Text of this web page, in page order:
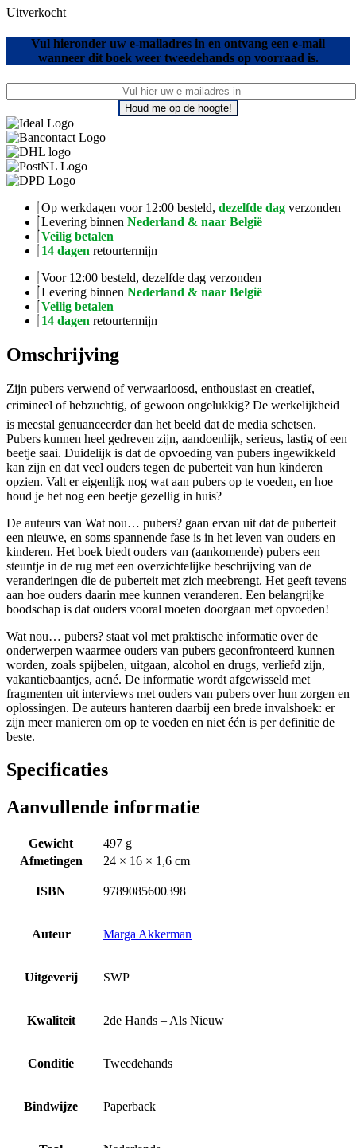
Uitverkocht
Vul hieronder uw e-mailadres in en ontvang een e-mail
wanneer dit boek weer tweedehands op voorraad is.
Houd me op de hoogte!
Op werkdagen voor 12:00 besteld, dezelfde dag verzonden
Levering binnen Nederland & naar België
Veilig betalen
14 dagen retourtermijn
Voor 12:00 besteld, dezelfde dag verzonden
Levering binnen Nederland & naar België
Veilig betalen
14 dagen retourtermijn
Omschrijving
Zijn pubers verwend of verwaarloosd, enthousiast en creatief,
crimineel of hebzuchtig, of gewoon ongelukkig? De werkelijkheid
is meestal genuanceerder dan het beeld dat de media schetsen.
Pubers kunnen heel gedreven zijn, aandoenlijk, serieus, lastig of een
beetje saai. Duidelijk is dat de opvoeding van pubers ingewikkeld
kan zijn en dat veel ouders tegen de puberteit van hun kinderen
opzien. Valt er eigenlijk nog wat aan pubers op te voeden, en hoe
houd je het nog een beetje gezellig in huis?
De auteurs van Wat nou… pubers? gaan ervan uit dat de puberteit
een nieuwe, en soms spannende fase is in het leven van ouders en
kinderen. Het boek biedt ouders van (aankomende) pubers een
steuntje in de rug met een overzichtelijke beschrijving van de
veranderingen die de puberteit met zich meebrengt. Het geeft tevens
aan hoe ouders daarin mee kunnen veranderen. Een belangrijke
boodschap is dat ouders vooral moeten doorgaan met opvoeden!
Wat nou… pubers? staat vol met praktische informatie over de
onderwerpen waarmee ouders van pubers geconfronteerd kunnen
worden, zoals spijbelen, uitgaan, alcohol en drugs, verliefd zijn,
vakantiebaantjes, acné. De informatie wordt afgewisseld met
fragmenten uit interviews met ouders van pubers over hun zorgen en
oplossingen. De auteurs hanteren daarbij een brede invalshoek: er
zijn meer manieren om op te voeden en niet één is per definitie de
beste.
Specificaties
Aanvullende informatie
Gewicht
497 g
Afmetingen
24 × 16 × 1,6 cm
ISBN 9789085600398
Auteur Marga Akkerman
Uitgeverij SWP
Kwaliteit 2de Hands – Als Nieuw
Conditie Tweedehands
Bindwijze Paperback